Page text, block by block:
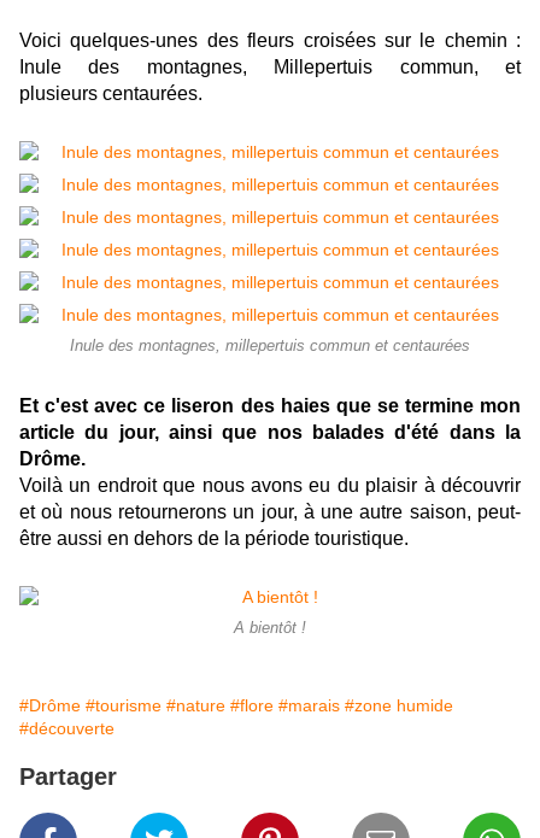
Voici quelques-unes des fleurs croisées sur le chemin :
Inule des montagnes, Millepertuis commun, et
plusieurs centaurées.
Inule des montagnes, millepertuis commun et centaurées
Et c'est avec ce liseron des haies que se termine mon
article du jour, ainsi que nos balades d'été dans la
Drôme.
Voilà un endroit que nous avons eu du plaisir à découvrir
et où nous retournerons un jour, à une autre saison, peut-
être aussi en dehors de la période touristique.
A bientôt !
#Drôme #tourisme #nature #flore #marais #zone humide
#découverte
Partager